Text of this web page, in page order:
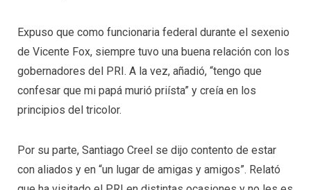
Expuso que como funcionaria federal durante el sexenio
de Vicente Fox, siempre tuvo una buena relación con los
gobernadores del PRI. A la vez, añadió, “tengo que
confesar que mi papá murió priísta” y creía en los
principios del tricolor.
Por su parte, Santiago Creel se dijo contento de estar
con aliados y en “un lugar de amigas y amigos”. Relató